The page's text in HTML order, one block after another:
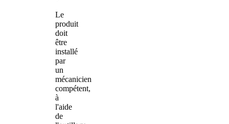
Le
produit
doit
être
installé
par
un
mécanicien
compétent,
à
l'aide
de